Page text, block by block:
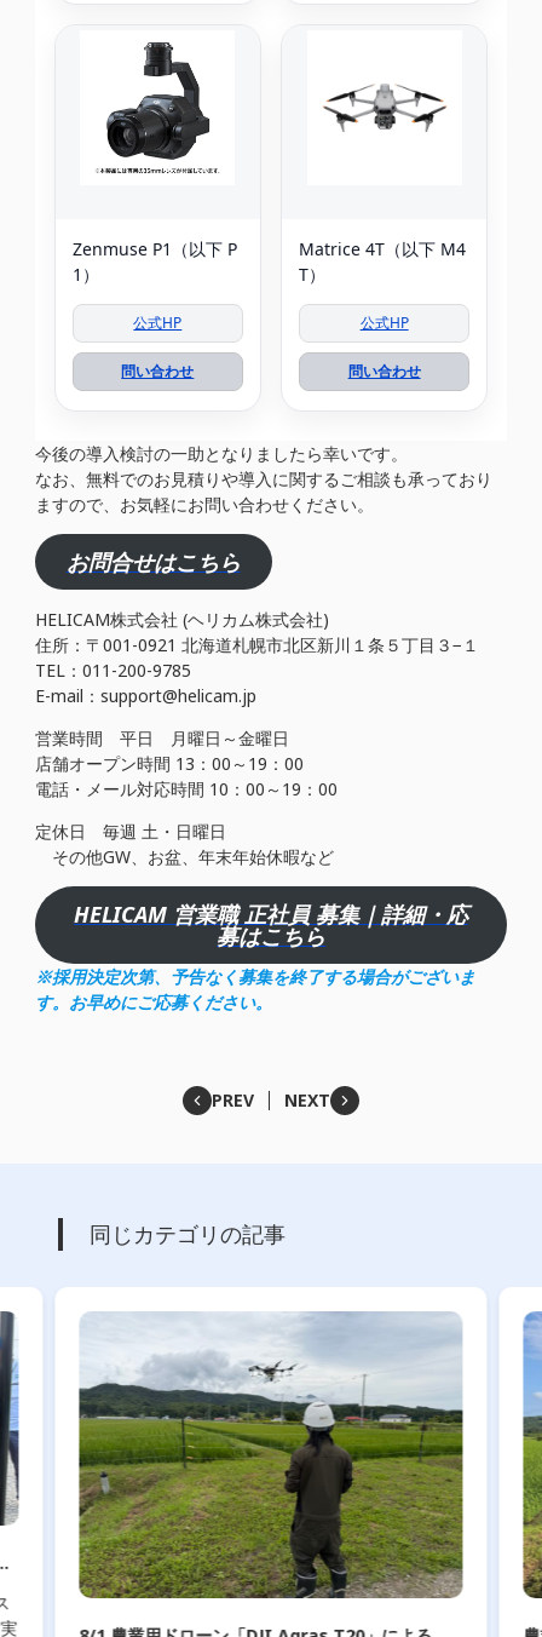
Zenmuse P1（以下 P
1）
公式HP
問い合わせ
Matrice 4T（以下 M4
T）
公式HP
問い合わせ
今後の導入検討の一助となりましたら幸いです。
なお、無料でのお見積りや導入に関するご相談も承っており
ますので、お気軽にお問い合わせください。
お問合せはこちら
HELICAM株式会社 (ヘリカム株式会社)
住所：〒001-0921 北海道札幌市北区新川１条５丁目３−１
TEL：011-200-9785
E-mail：support@helicam.jp
営業時間 平日 月曜日～金曜日
店舗オープン時間 13：00～19：00
電話・メール対応時間 10：00～19：00
定休日 毎週 土・日曜日
その他GW、お盆、年末年始休暇など
HELICAM 営業職 正社員 募集｜詳細・応
募はこちら
※採用決定次第、予告なく募集を終了する場合がございま
す。お早めにご応募ください。
PREV NEXT
同じカテゴリの記事